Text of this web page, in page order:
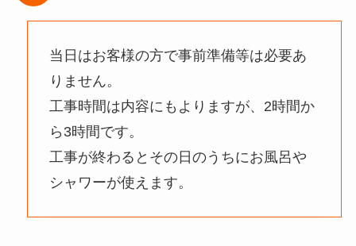
当日はお客様の方で事前準備等は必要あ
りません。
工事時間は内容にもよりますが、2時間か
ら3時間です。
工事が終わるとその日のうちにお風呂や
シャワーが使えます。